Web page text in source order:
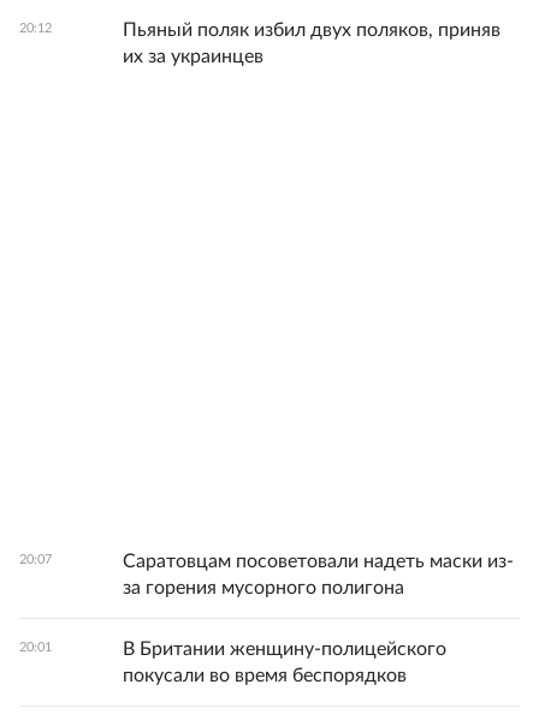
20:12
Пьяный поляк избил двух поляков, приняв
их за украинцев
20:07
Саратовцам посоветовали надеть маски из-
за горения мусорного полигона
20:01
В Британии женщину-полицейского
покусали во время беспорядков